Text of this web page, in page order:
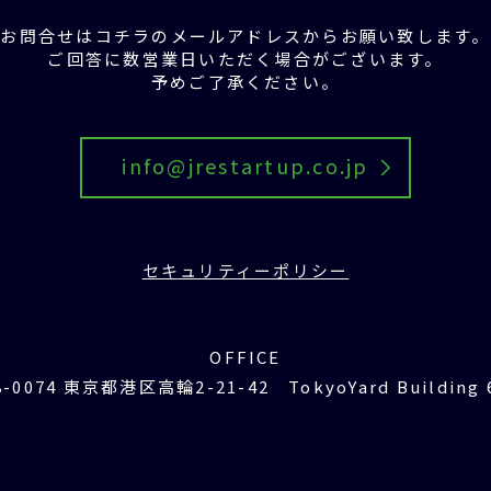
お問合せはコチラの メールアドレスからお願い致します。
ご回答に数営業日いただく場合がございます。
予めご了承ください。
info@jrestartup.co.jp
セキュリティーポリシー
OFFICE
0074 東京都港区高輪2-21-42 TokyoYard Building